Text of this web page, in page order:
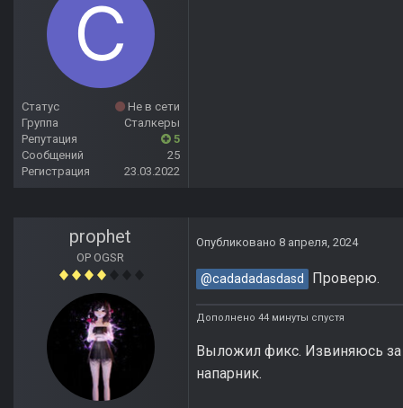
Статус
Не в сети
Группа
Сталкеры
Репутация
5
Сообщений
25
Регистрация
23.03.2022
prophet
OP OGSR
Опубликовано 8 апреля, 2024
@cadadadasdasd Проверю.
Дополнено 44 минуты спустя
Выложил фикс. Извиняюсь за
напарник.